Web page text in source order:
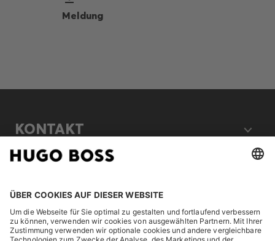
Meldung
KONTAKT
ENTDECKEN